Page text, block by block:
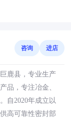
咨询 进店
鹿县，专业生产
品，专注冶金、
自2020年成立以
高可靠性密封部